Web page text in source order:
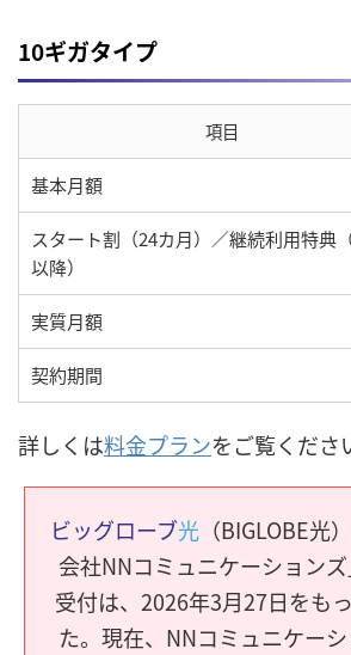
10ギガタイプ
項目
基本月額
スタート割（24カ月）／継続利用特典
以降）
実質月額
契約期間
詳しくは料金プランをご覧くださ
ビッグローブ光（BIGLOBE光
会社NNコミュニケーション
受付は、2026年3月27日をも
た。現在、NNコミュニケー